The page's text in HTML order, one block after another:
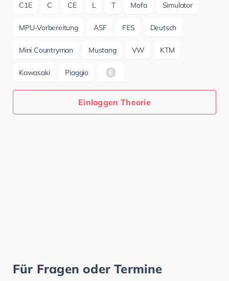
C1E C CE L T Mofa Simulator
MPU-Vorbereitung ASF FES Deutsch
Mini Countryman Mustang VW KTM
Kawasaki Piaggio
Einloggen Theorie
Für Fragen oder Termine